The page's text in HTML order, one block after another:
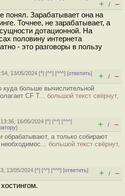
+ / –
понял. Зарабатывает она на
Точнее, не зарабатывает, а
дотационной. На
половину интернета
- это разговоры в пользу
13/05/2024 [^] [^^] [^^^] [ответить]
+ / –
куда больше вычислительной
CF Т... большой текст свёрнут,
16/05/2024 [^] [^^] [^^^]
] + / –
обрабатывают, а только собирают
большой текст свёрнут,
13/05/2024 [^] [^^] [^^^] [ответить]
+ / –